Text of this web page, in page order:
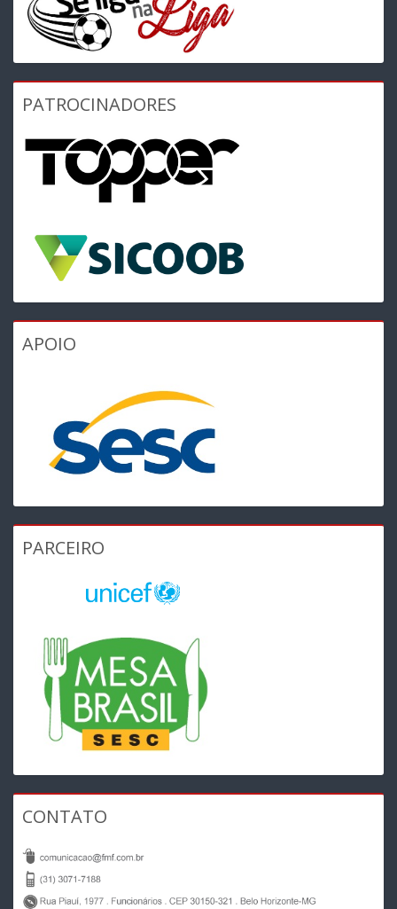
PATROCINADORES
APOIO
PARCEIRO
CONTATO